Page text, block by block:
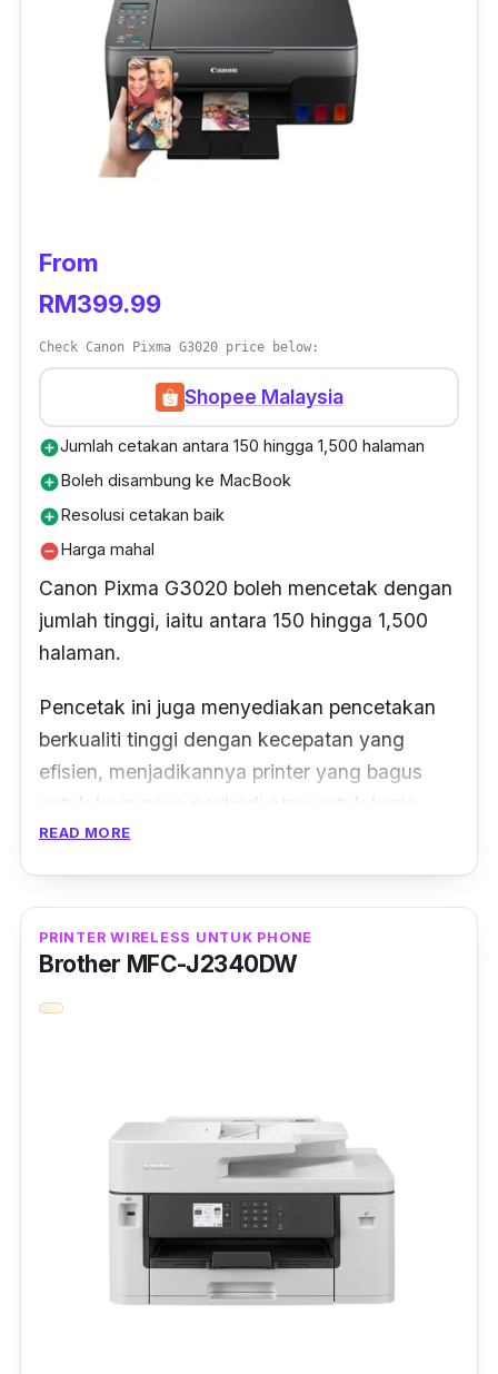
Malah mampu memuatkan sehingga 30
keping kertas dengan resolusi maksimum
mampu mencecah sehingga 1200dpi.
Canon juga turut memberi waranti selama 3
tahun kepada pengguna.
From
RM399.99
Check Canon Pixma G3020 price below:
Shopee Malaysia
add_circleJumlah cetakan antara 150 hingga 1,500 halaman
add_circleBoleh disambung ke MacBook
add_circleResolusi cetakan baik
remove_circleHarga mahal
Canon Pixma G3020 boleh mencetak dengan
jumlah tinggi, iaitu antara 150 hingga 1,500
halaman.
Pencetak ini juga menyediakan pencetakan
berkualiti tinggi dengan kecepatan yang
efisien, menjadikannya printer yang bagus
untuk kegunaan peribadi atau untuk kerja.
Ini menepati piawai ISO hingga 9.1 ipm untuk
warna hitam dan 5.0 ipm untuk cetakan
mudah dengan pilihan penyambungan tanpa
wayar seperti Wireless PictBridge, Mopria,
AirPrint, dan Direct Wireless.
Printer ini juga mudah disambung ke peranti
READ MORE
PRINTER WIRELESS UNTUK PHONE
Brother MFC-J2340DW